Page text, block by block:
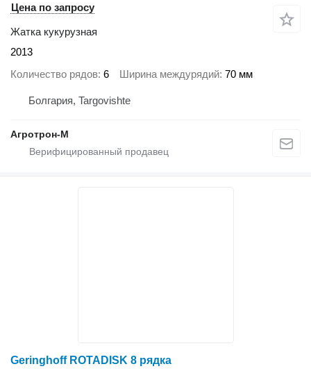
Цена по запросу
Жатка кукурузная
2013
Количество рядов 6 Ширина междурядий 70 мм
Болгария, Targovishte
Агротрон-М
Geringhoff ROTADISK 8 рядка